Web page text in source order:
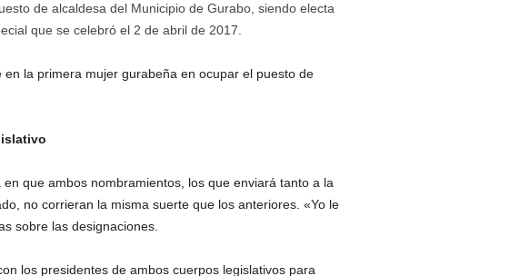
de alcaldesa del Municipio de Gurabo, siendo electa
que se celebró el 2 de abril de 2017.
la primera mujer gurabeña en ocupar el puesto de
que ambos nombramientos, los que enviará tanto a la
no corrieran la misma suerte que los anteriores. «Yo le
sobre las designaciones.
los presidentes de ambos cuerpos legislativos para